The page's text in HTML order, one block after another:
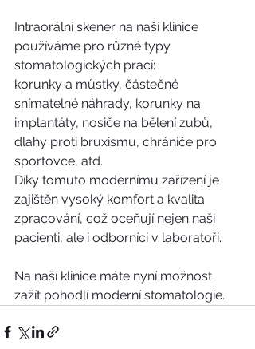
Intraorální skener na naší klinice
používáme pro různé typy
stomatologických prací:
korunky a můstky, částečné
snímatelné náhrady, korunky na
implantáty, nosiče na bělení zubů,
dlahy proti bruxismu, chrániče pro
sportovce, atd.
Díky tomuto modernímu zařízení je
zajištěn vysoký komfort a kvalita
zpracování, což oceňují nejen naši
pacienti, ale i odborníci v laboratoři.
Na naší klinice máte nyní možnost
zažít pohodlí moderní stomatologie.